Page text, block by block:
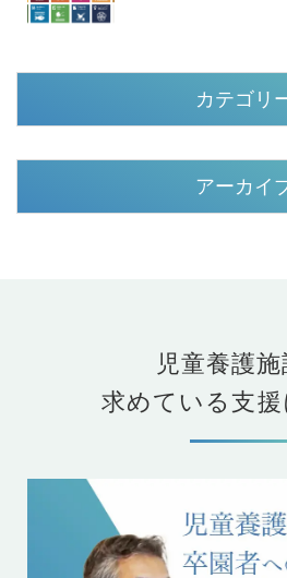
カテゴリ
アーカイ
児童養護
求めている支